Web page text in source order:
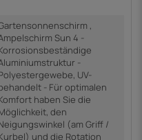
,
Sun 4 -
-
UV-
- Für optimalen
haben Sie die
den
(am Griff /
und die Rotation